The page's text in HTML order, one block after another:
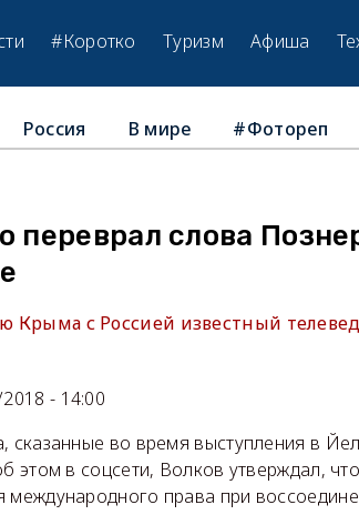
#Коротко Туризм Афиша
Россия В мире #Фотореп
переврал слова
Крыма с Россией известный
- 14:00
во время выступления в
этом в соцсети, Волков утверждал,
международного права при